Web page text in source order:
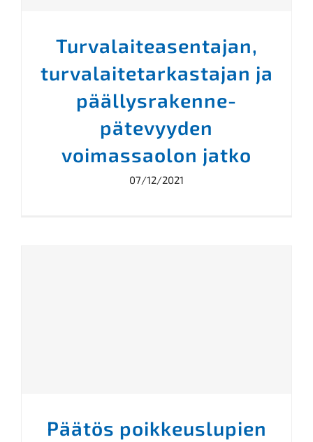
Turvalaiteasentajan,
turvalaitetarkastajan ja
päällysrakenne-
pätevyyden
voimassaolon jatko
07/12/2021
Päätös poikkeuslupien